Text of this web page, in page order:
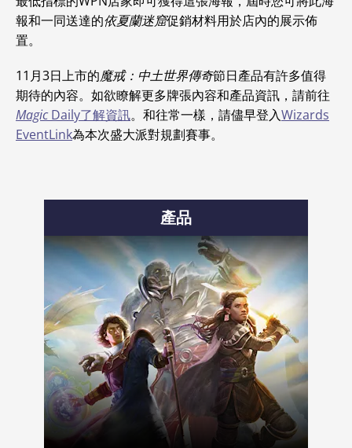
報和一同送達的依夏蘭迷窟促銷材料用於店內的展示佈
置。
11月3日上市的魔戒：中土世界傳奇節日產品有許多值得
期待的內容。如欲瞭解更多牌張內容和產品資訊，請前往
MagicDaily了解資訊。和往常一樣，請儘早登入Wizards
EventLink為本次盛大派對規劃賽事。
產品